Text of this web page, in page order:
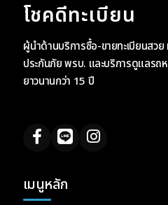
โชคดีทะเบียน
ผู้นำด้านบริการซื้อ-ขายทะเบียนสว
ประกันภัย พรบ. และบริการดูแลร
ยาวนานกว่า 15 ปี
เมนูหลัก